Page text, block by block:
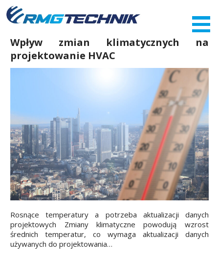
Przejdź
do
zawartości
Wpływ zmian klimatycznych na
projektowanie HVAC
Rosnące temperatury a potrzeba aktualizacji danych
projektowych Zmiany klimatyczne powodują wzrost
średnich temperatur, co wymaga aktualizacji danych
używanych do projektowania…